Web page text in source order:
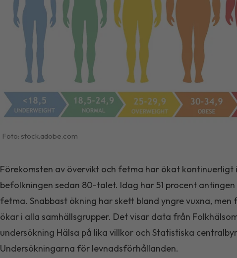
stock.adobe.com
Förekomsten av övervikt och fetma har ökat kontinuerligt
befolkningen sedan 80-talet. Idag har 51 procent
fetma. Snabbast ökning har skett bland yngre vuxna, men
ökar i alla samhällsgrupper. Det visar data från
undersökning Hälsa på lika villkor och Statistiska
Undersökningarna för levnadsförhållanden.